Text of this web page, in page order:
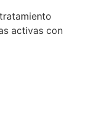
activas con